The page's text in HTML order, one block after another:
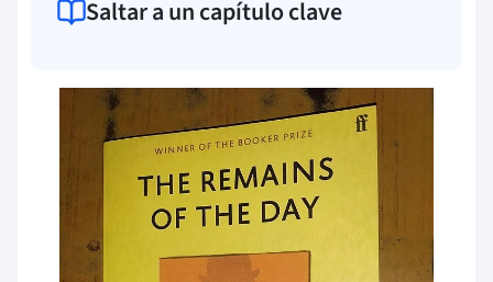
Saltar a un capítulo clave